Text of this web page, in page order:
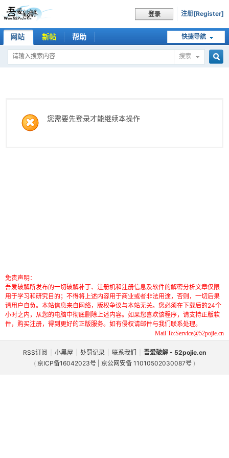
登录 注册[Register]
快捷导航
网站 新帖 帮助
搜索
您需要先登录才能继续本操作
免责声明：
吾爱破解所发布的一切破解补丁、注册机和注册信息及软件的解密分析文章仅限
用于学习和研究目的；不得将上述内容用于商业或者非法用途，否则，一切后果
请用户自负。本站信息来自网络，版权争议与本站无关。您必须在下载后的24个
小时之内，从您的电脑中彻底删除上述内容。如果您喜欢该程序，请支持正版软
件，购买注册，得到更好的正版服务。如有侵权请邮件与我们联系处理。
Mail To:Service@52pojie.cn
RSS订阅 小黑屋 处罚记录 联系我们
吾爱破解 - 52pojie.cn
( 京ICP备16042023号 | 京公网安备 11010502030087号 )